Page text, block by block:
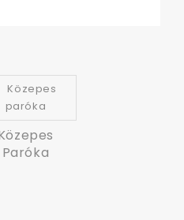
Paróka